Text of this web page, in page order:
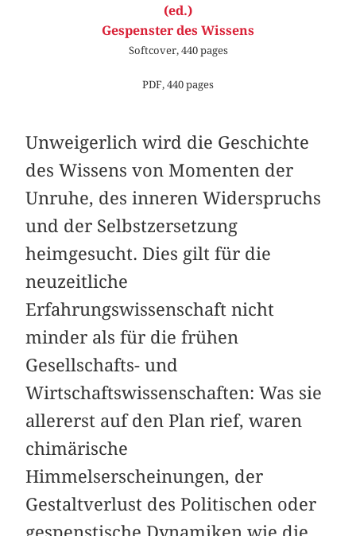
(ed.)
Gespenster des Wissens
Softcover, 440 pages
PDF, 440 pages
Unweigerlich wird die Geschichte
des Wissens von Momenten der
Unruhe, des inneren Widerspruchs
und der Selbstzersetzung
heimgesucht. Dies gilt für die
neuzeitliche
Erfahrungswissenschaft nicht
minder als für die frühen
Gesellschafts- und
Wirtschaftswissenschaften: Was sie
allererst auf den Plan rief, waren
chimärische
Himmelserscheinungen, der
Gestaltverlust des Politischen oder